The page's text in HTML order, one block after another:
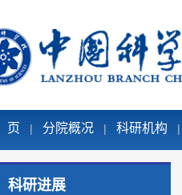
页 | 分院概况 | 科研机构 |
科研进展